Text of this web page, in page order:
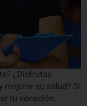
¿Disfrutas
su salud? Si
tu vocación.